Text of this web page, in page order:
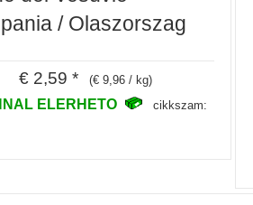
/ Olaszorszag
€ 2,59 * (€ 9,96 / kg)
ELERHETO
cikkszam: